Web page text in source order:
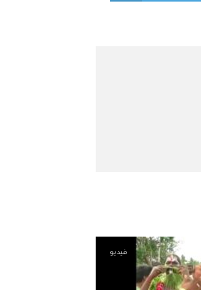
فيديو